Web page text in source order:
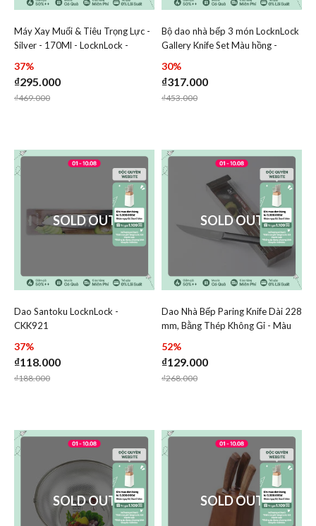
Add Máy Xay Muối & Tiêu Trọng Lực - Silver - 170Ml -
Add Máy Xay Muối & Tiêu Trọng Lực -
Máy Xay Muối & Tiêu Trọng Lực -
Silver - 170Ml - LocknLock -
37%
₫295.000
Price reduced from
₫469.000to
Add Bộ dao nhà bếp 3
Add Bộ
Bộ dao nhà bếp 3 món LocknLock
Gallery Knife Set Màu hồng -
30%
₫317.000
Price reduced from
₫453.000to
SOLD OUT
Add Dao Santoku LocknLock - CKK921 to wishlist
Add Dao Santoku LocknLock - CKK921
Dao Santoku LocknLock -
CKK921
37%
₫118.000
Price reduced from
₫188.000to
SOLD OUT
Add Dao Nhà Bếp Paring
Add Dao
Dao Nhà Bếp Paring Knife Dài 228
mm, Bằng Thép Không Gỉ - Màu
52%
₫129.000
Price reduced from
₫268.000to
SOLD OUT SOLD OUT